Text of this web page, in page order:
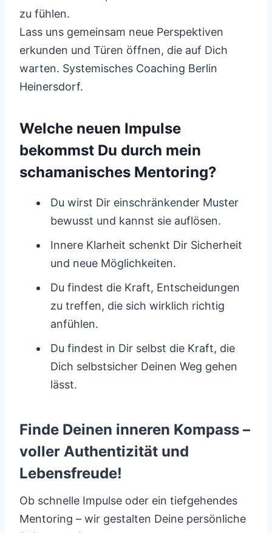
zu fühlen.
Lass uns gemeinsam neue Perspektiven
erkunden und Türen öffnen, die auf Dich
warten. Systemisches Coaching Berlin
Heinersdorf.
Welche neuen Impulse
bekommst Du durch mein
schamanisches Mentoring?
Du wirst Dir einschränkender Muster
bewusst und kannst sie auflösen.
Innere Klarheit schenkt Dir Sicherheit
und neue Möglichkeiten.
Du findest die Kraft, Entscheidungen
zu treffen, die sich wirklich richtig
anfühlen.
Du findest in Dir selbst die Kraft, die
Dich selbstsicher Deinen Weg gehen
lässt.
Finde Deinen inneren Kompass –
voller Authentizität und
Lebensfreude!
Ob schnelle Impulse oder ein tiefgehendes
Mentoring – wir gestalten Deine persönliche